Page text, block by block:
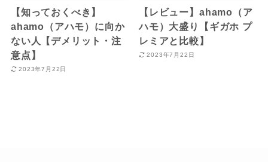
【知っておくべき】
ahamo（アハモ）に向か
ない人【デメリット・注
意点】
2023年7月22日
【レビュー】ahamo（ア
ハモ）大盛り【ギガホ プ
レミアと比較】
2023年7月22日